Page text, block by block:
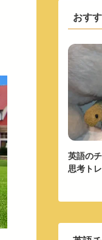
おす
英語の
思考ト